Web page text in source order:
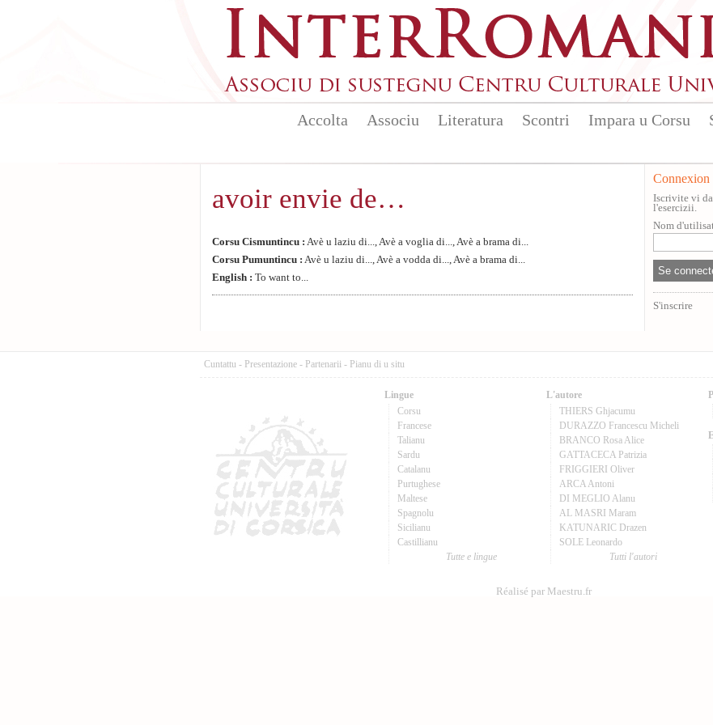
Accolta Associu Literatura Scontri Impara u Corsu
avoir envie de…
Corsu Cismuntincu : Avè u laziu di..., Avè a voglia di..., Avè a brama di...
Corsu Pumuntincu : Avè u laziu di..., Avè a vodda di..., Avè a brama di...
English : To want to...
Connexion
Iscrivite vi
l'esercizii.
Nom
S'inscrire
Cuntattu - Presentazione - Partenarii - Pianu di u situ
Lingue
Corsu
Francese
Talianu
Sardu
Catalanu
Purtughese
Maltese
Spagnolu
Sicilianu
Castillianu
Tutte e lingue
L'autore
THIERS Ghjacumu
DURAZZO Francescu Micheli
BRANCO Rosa Alice
GATTACECA Patrizia
FRIGGIERI Oliver
ARCA Antoni
DI MEGLIO Alanu
AL MASRI Maram
KATUNARIC Drazen
SOLE Leonardo
Tutti l'autori
Réalisé par Maestru.fr